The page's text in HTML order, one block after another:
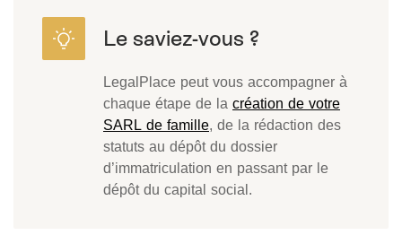
LegalPlace peut vous accompagner à
chaque étape de la création de votre
SARL de famille, de la rédaction des
statuts au dépôt du dossier
d’immatriculation en passant par le
dépôt du capital social.